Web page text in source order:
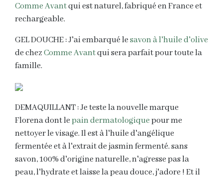
Comme Avantqui est naturel, fabriqué en France et
rechargeable.
GEL DOUCHE : J'ai embarqué lesavon à l'huile d'olive
de chezComme Avantqui sera parfait pour toute la
famille.
DEMAQUILLANT : Je teste la nouvelle marque
Florena dont lepain dermatologiquepour me
nettoyer le visage. Il est à l'huile d'angélique
fermentée et à l'extrait de jasmin fermenté. sans
savon, 100% d'origine naturelle, n'agresse pas la
peau, l'hydrate et laisse la peau douce, j'adore ! Et il